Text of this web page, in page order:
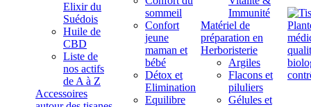
Elixir du
Suédois
Huile de
CBD
Liste de
nos actifs
de A à Z
Accessoires
sommeil
Confort
jeune
maman et
bébé
Détox et
Elimination
Equilibre
Immunité
Matériel de
préparation en
Herboristerie
Argiles
Flacons et
piluliers
Gélules et